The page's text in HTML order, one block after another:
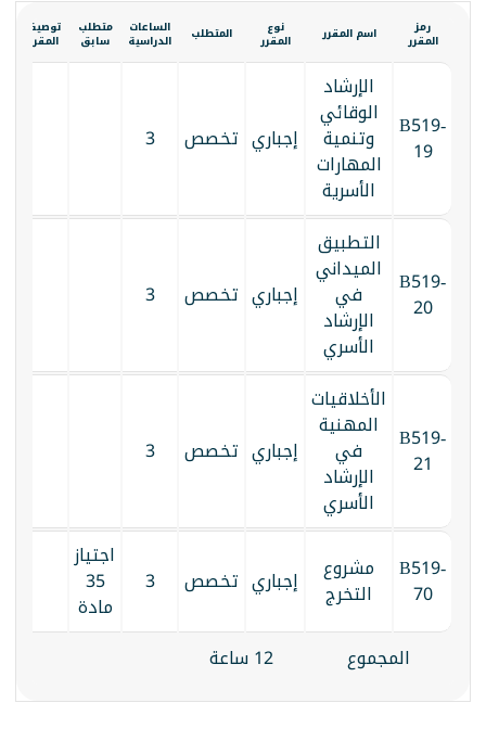
رمز
المقرر اسم المقرر نوع
المقرر المتطلب الساعات
الدراسية
متطلب
سابق
توصيف
المقرر
B519-
19
الإرشاد
الوقائي
وتنمية
المهارات
الأسرية
إجباري تخصص 3
B519-
20
التطبيق
الميداني
في
الإرشاد
الأسري
إجباري تخصص 3
B519-
21
الأخلاقيات
المهنية
في
الإرشاد
الأسري
إجباري تخصص 3
B519-
70
مشروع
التخرج إجباري تخصص 3
اجتياز
35
مادة
المجموع
12 ساعة